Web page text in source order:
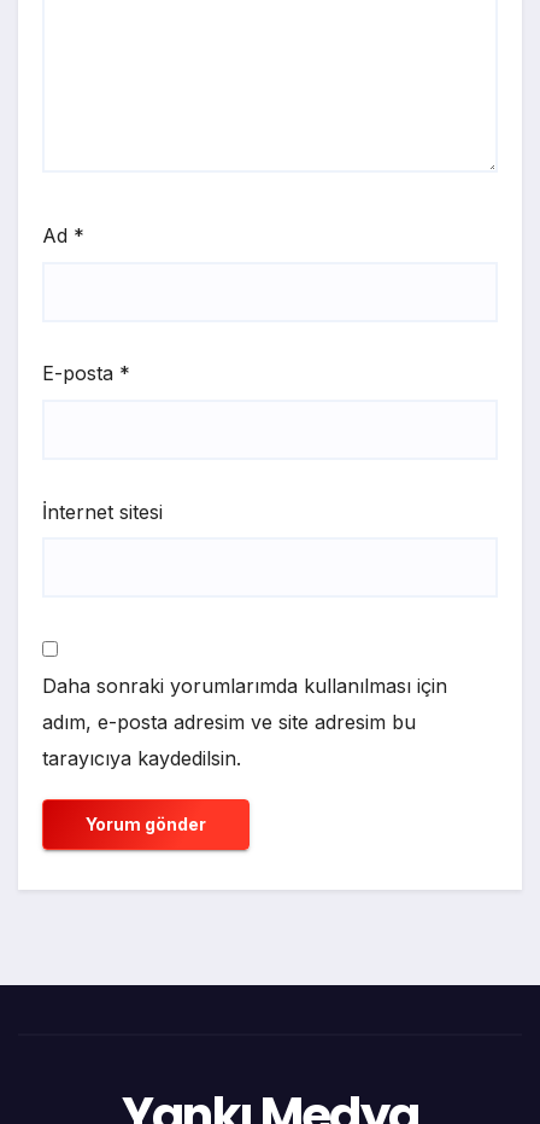
Ad *
E-posta *
İnternet sitesi
Daha sonraki yorumlarımda kullanılması için
adım, e-posta adresim ve site adresim bu
tarayıcıya kaydedilsin.